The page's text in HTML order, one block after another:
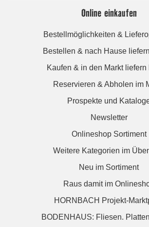
Online einkaufen
Bestellmöglichkeiten &
Bestellen & nach Hause
Kaufen & in den Markt liefern
Reservieren & Abholen im
Prospekte und
Newsletter
Onlineshop Sortiment
Weitere Kategorien im
Neu im Sortiment
Raus damit im
HORNBACH Projekt-
BODENHAUS: Fliesen.